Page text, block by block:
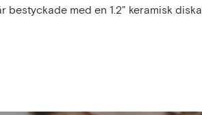
bestyckade med en 1.2" keramisk